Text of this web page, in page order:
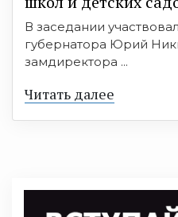
В заседании
губернатора Юрий
замдиректора ...
Читать далее